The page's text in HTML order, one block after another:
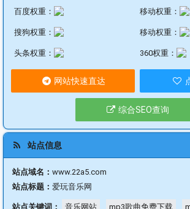
百度权重： 移动权重：
搜狗权重： 移动权重：
头条权重： 360权重：
网站快速直达
综合SEO查询
站点信息
站点域名： www.22a5.com
站点标题： 爱玩音乐网
站点关键词： 音乐网站 mp3歌曲免费下载